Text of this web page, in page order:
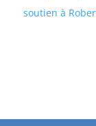
soutien à